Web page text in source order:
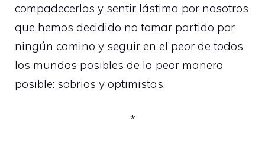
compadecerlos y sentir lástima por nosotros
que hemos decidido no tomar partido por
ningún camino y seguir en el peor de todos
los mundos posibles de la peor manera
posible: sobrios y optimistas.
*